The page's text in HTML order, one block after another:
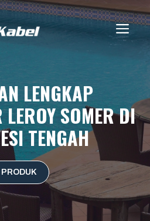
LENGKAP
SOMER DI
TENGAH
PRODUK